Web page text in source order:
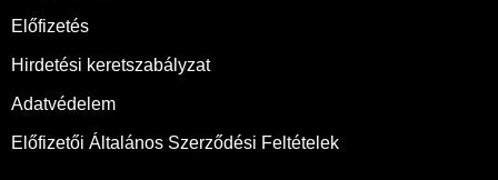
Előfizetés
Hirdetési keretszabályzat
Adatvédelem
Előfizetői Általános Szerződési Feltételek